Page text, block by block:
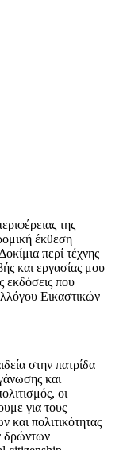
της
έκθεση
περί τέχνης
και εργασίας μου
εκδόσεις που
Εικαστικών
στην πατρίδα
και
οι
για τους
και πολιτικότητας
δρώντων